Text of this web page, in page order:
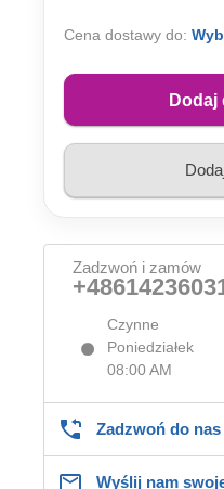
Cena dostawy do:
Dodaj
Zadzwoń i zamów
Czynne
Poniedziałek
08:00 AM
Zadzwoń do nas
Wyślij nam